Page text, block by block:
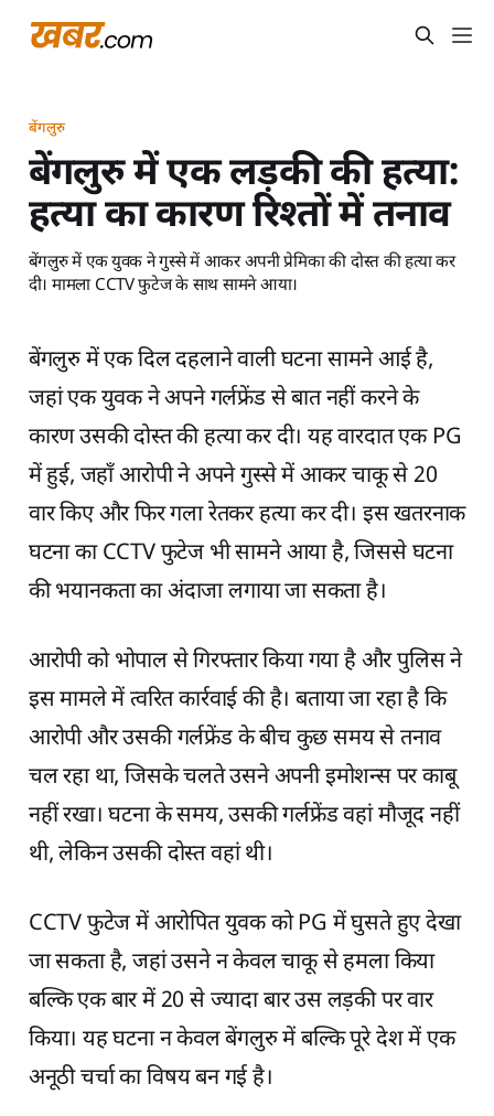
बेंगलुरु
बेंगलुरु में एक लड़की की हत्या:
हत्या का कारण रिश्तों में तनाव
बेंगलुरु में एक युवक ने गुस्से में आकर अपनी प्रेमिका की दोस्त की हत्या कर
दी। मामला CCTV फुटेज के साथ सामने आया।
बेंगलुरु में एक दिल दहलाने वाली घटना सामने आई है,
जहां एक युवक ने अपने गर्लफ्रेंड से बात नहीं करने के
कारण उसकी दोस्त की हत्या कर दी। यह वारदात एक PG
में हुई, जहाँ आरोपी ने अपने गुस्से में आकर चाकू से 20
वार किए और फिर गला रेतकर हत्या कर दी। इस खतरनाक
घटना का CCTV फुटेज भी सामने आया है, जिससे घटना
की भयानकता का अंदाजा लगाया जा सकता है।
आरोपी को भोपाल से गिरफ्तार किया गया है और पुलिस ने
इस मामले में त्वरित कार्रवाई की है। बताया जा रहा है कि
आरोपी और उसकी गर्लफ्रेंड के बीच कुछ समय से तनाव
चल रहा था, जिसके चलते उसने अपनी इमोशन्स पर काबू
नहीं रखा। घटना के समय, उसकी गर्लफ्रेंड वहां मौजूद नहीं
थी, लेकिन उसकी दोस्त वहां थी।
CCTV फुटेज में आरोपित युवक को PG में घुसते हुए देखा
जा सकता है, जहां उसने न केवल चाकू से हमला किया
बल्कि एक बार में 20 से ज्यादा बार उस लड़की पर वार
किया। यह घटना न केवल बेंगलुरु में बल्कि पूरे देश में एक
अनूठी चर्चा का विषय बन गई है।